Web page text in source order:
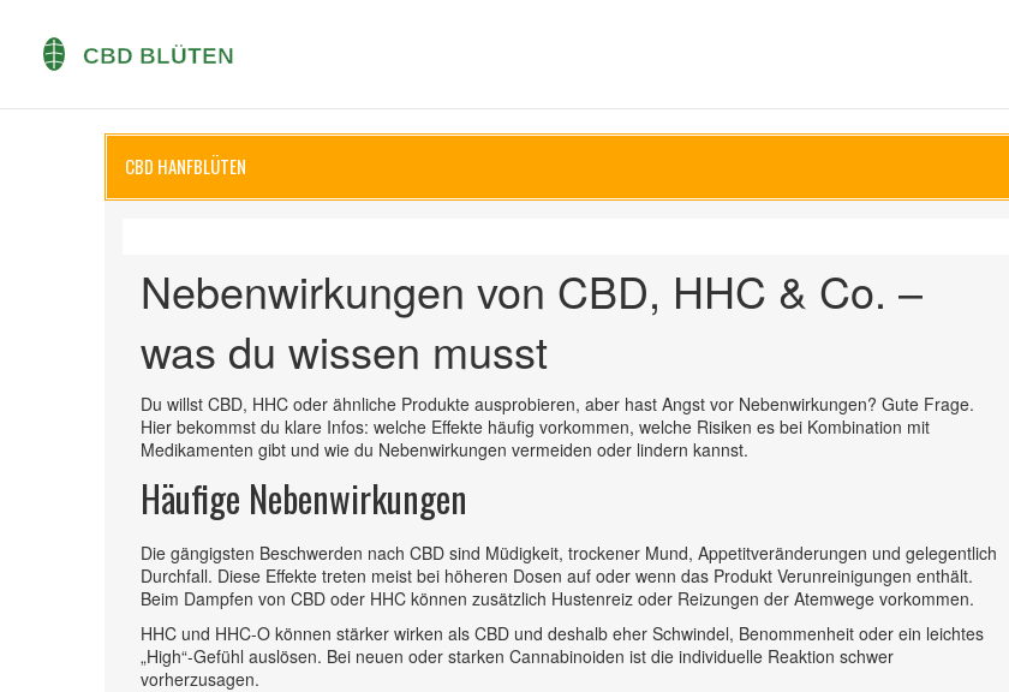
CBD HANFBLÜTEN
Nebenwirkungen von CBD, HHC & Co. –
was du wissen musst
Du willst CBD, HHC oder ähnliche Produkte ausprobieren, aber hast Angst vor Nebenwirkungen? Gute Frage.
Hier bekommst du klare Infos: welche Effekte häufig vorkommen, welche Risiken es bei Kombination mit
Medikamenten gibt und wie du Nebenwirkungen vermeiden oder lindern kannst.
Häufige Nebenwirkungen
Die gängigsten Beschwerden nach CBD sind Müdigkeit, trockener Mund, Appetitveränderungen und gelegentlich
Durchfall. Diese Effekte treten meist bei höheren Dosen auf oder wenn das Produkt Verunreinigungen enthält.
Beim Dampfen von CBD oder HHC können zusätzlich Hustenreiz oder Reizungen der Atemwege vorkommen.
HHC und HHC-O können stärker wirken als CBD und deshalb eher Schwindel, Benommenheit oder ein leichtes
„High“-Gefühl auslösen. Bei neuen oder starken Cannabinoiden ist die individuelle Reaktion schwer
vorherzusagen.